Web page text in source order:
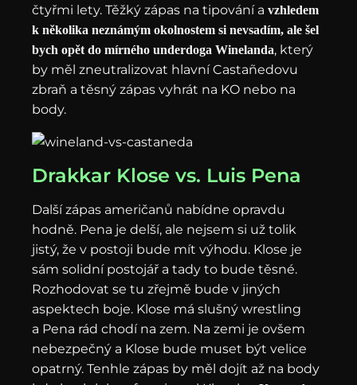
čtyřmi lety. Těžký zápas na tipování a vzhledem
k několika neznámým okolnostem si nevsadím, ale šel
bych opět do mírného underdoga Winelanda, který
by měl zneutralizovat hlavní Castañedovu
zbraň a těsný zápas vyhrát na KO nebo na
body.
Drakkar Klose vs. Luis Pena
Další zápas američanů nabídne opravdu
hodně. Pena je delší, ale nejsem si už tolik
jistý, že v postoji bude mít výhodu. Klose je
sám solidní postojář a tady to bude těsné.
Rozhodovat se tu zřejmě bude v jiných
aspektech boje. Klose má slušný wrestling
a Pena rád chodí na zem. Na zemi je ovšem
nebezpečný a Klose bude muset být velice
opatrný. Tenhle zápas by měl dojít až na body